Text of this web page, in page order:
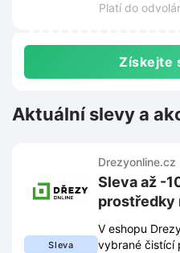
objednávku.
Platí do
Získejte
Aktuální slevy a
Sleva
Drezyonline.cz
Sleva až -
prostředky
V eshopu
vybrané čistící